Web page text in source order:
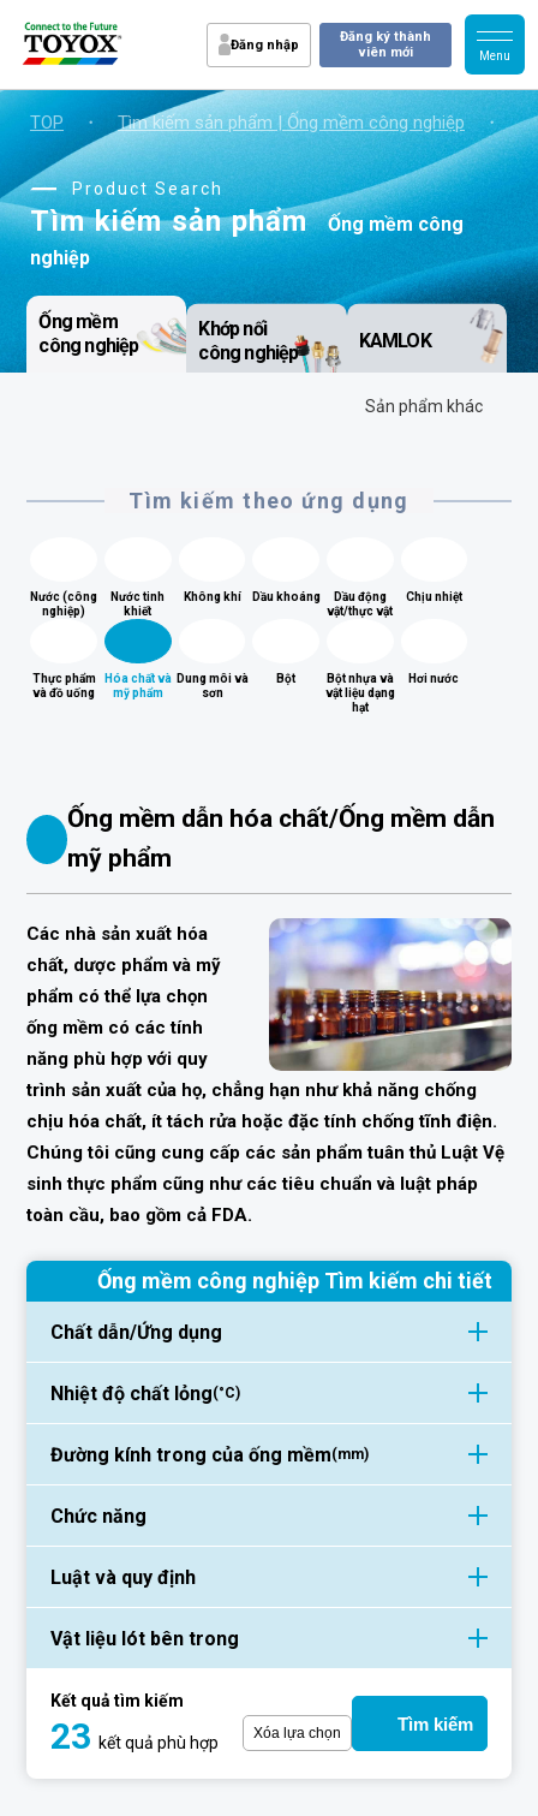
Đăng nhập
Đăng ký thành
viên mới
TOP ・ Tìm kiếm sản phẩm | Ống mềm công nghiệp ・
Product Search
Tìm kiếm sản phẩm
Ống mềm công
nghiệp
Ống mềm
công nghiệp
Khớp nối
công nghiệp
KAMLOK
Sản phẩm khác
Tìm kiếm theo ứng dụng
Nước (công
nghiệp)
Nước tinh
khiết
Không khí Dầu khoáng
Dầu động
vật/thực vật
Chịu nhiệt
Thực phẩm
và đồ uống
Hóa chất và
mỹ phẩm
Dung môi và
sơn
Bột
Bột nhựa và
vật liệu dạng
hạt
Hơi nước
Ống mềm dẫn hóa chất/Ống mềm dẫn
mỹ phẩm
Các nhà sản xuất hóa
chất, dược phẩm và mỹ
phẩm có thể lựa chọn
ống mềm có các tính
năng phù hợp với quy
trình sản xuất của họ, chẳng hạn như khả năng chống
chịu hóa chất, ít tách rửa hoặc đặc tính chống tĩnh điện.
Chúng tôi cũng cung cấp các sản phẩm tuân thủ Luật Vệ
sinh thực phẩm cũng như các tiêu chuẩn và luật pháp
toàn cầu, bao gồm cả FDA.
Ống mềm công nghiệp Tìm kiếm chi tiết
Chất dẫn/Ứng dụng
Nhiệt độ chất lỏng(°C)
Đường kính trong của ống mềm(mm)
Chức năng
Luật và quy định
Vật liệu lót bên trong
Kết quả tìm kiếm
23 kết quả phù hợp Xóa lựa chọn Tìm kiếm